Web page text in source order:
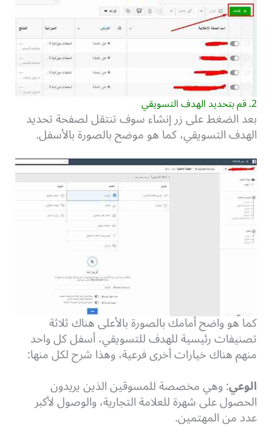
2. قم بتحديد الهدف التسويقي
بعد الضغط على زر إنشاء سوف تنتقل لصفحة تحديد
الهدف التسويقي، كما هو موضح بالصورة بالأسفل.
كما هو واضح أمامك بالصورة بالأعلى هناك ثلاثة
تصنيفات رئيسية للهدف للتسويقي، أسفل كل واحد
منهم هناك خيارات أخرى فرعية، وهذا شرح لكل منها:
الوعي: وهي مخصصة للمسوقين الذين يريدون
الحصول على شهرة للعلامة التجارية، والوصول لأكبر
عدد من المهتمين.